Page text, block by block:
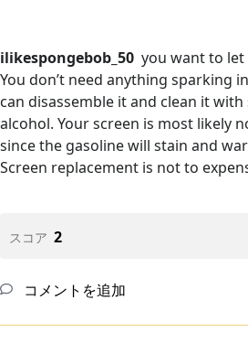
ilikespongebob_50 you want to
You don’t need anything sparking
can disassemble it and clean it
alcohol. Your screen is most likely
since the gasoline will stain and
Screen replacement is not to
スコア 2
コメントを追加